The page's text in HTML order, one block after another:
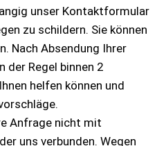
unser Kontaktformular
zu schildern. Sie können
Nach Absendung Ihrer
der Regel binnen 2
helfen können und
Anfrage nicht mit
uns verbunden. Wegen